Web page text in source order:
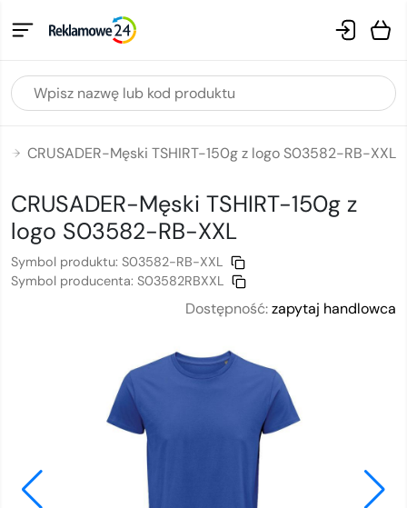
→ CRUSADER-Męski TSHIRT-150g z logo S03582-RB-XXL
CRUSADER-Męski TSHIRT-150g z
logo S03582-RB-XXL
Symbol produktu: S03582-RB-XXL
Symbol producenta: S03582RBXXL
Dostępność:zapytaj handlowca